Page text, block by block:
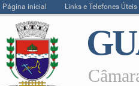
Página inicial Links e Telefones Úteis